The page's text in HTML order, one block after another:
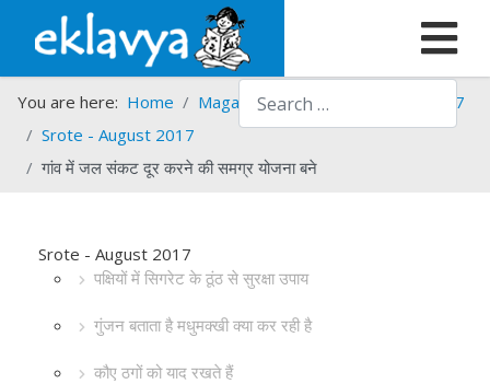
Search
You are here: Home Magazines Srote
Srote - 2017
Srote - August 2017
गांव में जल संकट दूर करने की समग्र योजना बने
Srote - August 2017
पक्षियों में सिगरेट के ठूंठ से सुरक्षा उपाय
गुंजन बताता है मधुमक्खी क्या कर रही है
कौए ठगों को याद रखते हैं